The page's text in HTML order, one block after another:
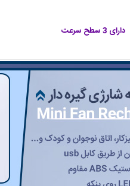
دارای 3 سطح سرعت